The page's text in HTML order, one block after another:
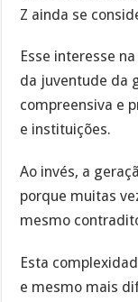
Z ainda se
Esse interesse
da juventude da
compreensiva e
e instituições.
Ao invés, a
porque muitas
mesmo
Esta
e mesmo mais